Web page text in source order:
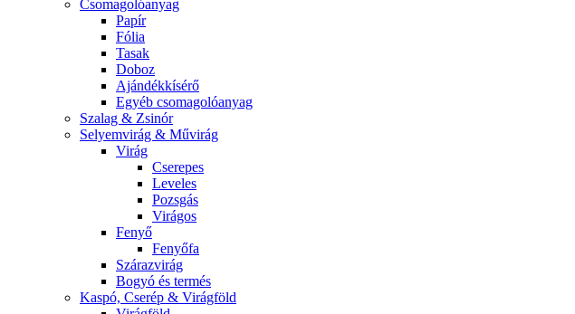
Csomagolóanyag
Papír
Fólia
Tasak
Doboz
Ajándékkísérő
Egyéb csomagolóanyag
Szalag & Zsinór
Selyemvirág & Művirág
Virág
Cserepes
Leveles
Pozsgás
Virágos
Fenyő
Fenyőfa
Szárazvirág
Bogyó és termés
Kaspó, Cserép & Virágföld